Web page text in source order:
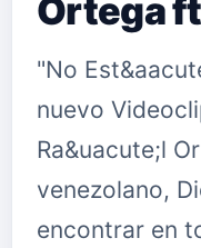
Ortega
"No
nuevo
Ra&uacute;l
venezolano,
encontrar en